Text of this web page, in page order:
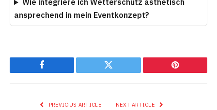
Wie integriere ich Wetterschutz ästhetisch
ansprechend in mein Eventkonzept?
Facebook Twitter Pinterest
PREVIOUS ARTICLE NEXT ARTICLE